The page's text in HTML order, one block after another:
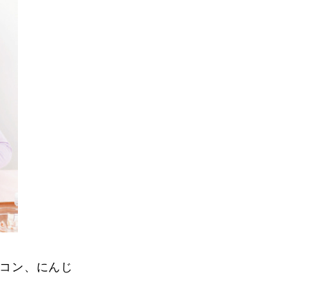
ン、にんじ